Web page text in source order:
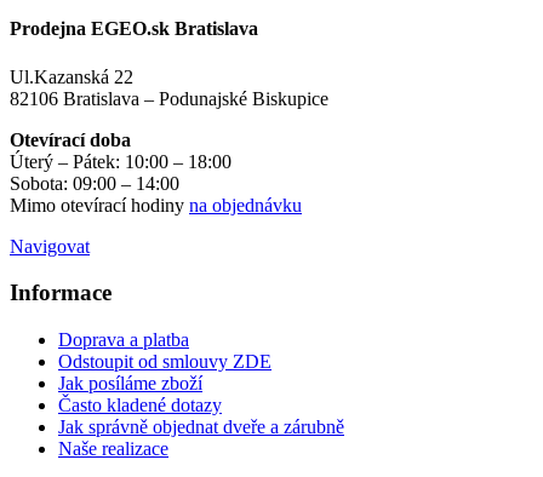
Prodejna EGEO.sk Bratislava
Ul.Kazanská 22
82106 Bratislava – Podunajské Biskupice
Otevírací doba
Úterý – Pátek: 10:00 – 18:00
Sobota: 09:00 – 14:00
Mimo otevírací hodiny na objednávku
Navigovat
Informace
Doprava a platba
Odstoupit od smlouvy ZDE
Jak posíláme zboží
Často kladené dotazy
Jak správně objednat dveře a zárubně
Naše realizace